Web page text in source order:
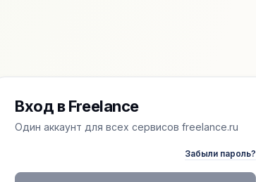
Вход в Freelance
Один аккаунт для всех сервисов freelance.ru
Забыли пароль?